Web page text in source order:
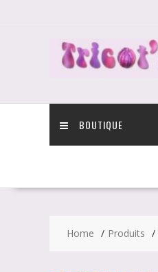
BOUTIQUE
Home Produits